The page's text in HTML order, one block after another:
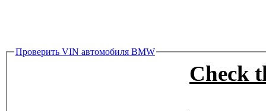
Проверить VIN автомобиля BMW
Check